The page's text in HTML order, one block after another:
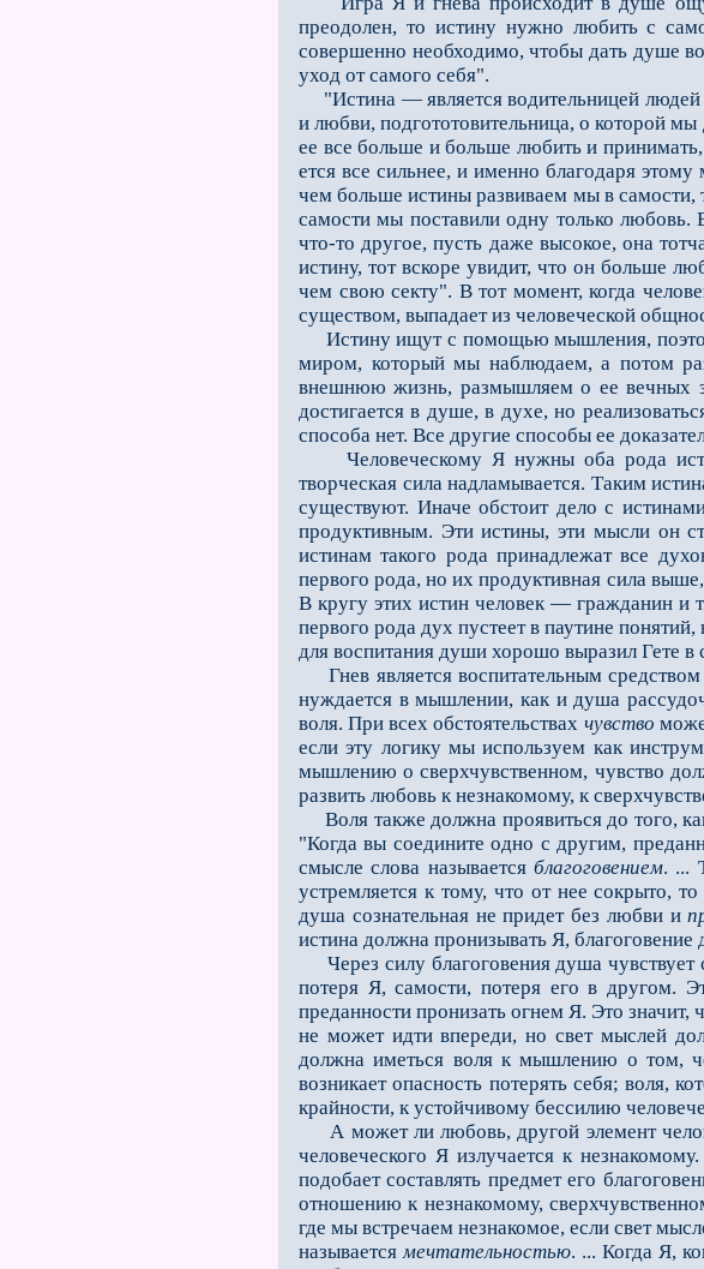
преодолен, то истину нужно любить с
совершенно необходимо, чтобы дать душе
уход от само­го себя".
"Истина — является водительницей людей
и любви, подгототовительница, о которой
ее все больше и больше любить и
ется все сильнее, и именно благодаря
чем больше истины развиваем мы в самости,
самости мы поставили одну только любовь.
что-то другое, пусть даже высокое, она
истину, тот вскоре увидит, что он больше
чем свою секту". В тот момент, когда
существом, выпадает из человеческой
Истину ищут с помощью мышления,
миром, который мы наблюдаем, а потом
внешнюю жизнь, размышляем о ее вечных
достигается в душе, в духе, но
способа нет. Все другие способы ее
Человеческому Я нужны оба рода
творческая сила надламывается. Таким
существуют. Иначе обстоит дело с
проду­ктивным. Эти истины, эти мысли он
истинам такого рода принадлежат все
первого рода, но их продуктивная сила
В кругу этих истин человек — гражданин и
первого рода дух пустеет в паутине
для воспитания души хорошо выразил Гете в
Гнев является воспитательным
нуждается в мышлении, как и душа
воля. При всех обстоятельствах чувство
если эту ло­гику мы используем как
мышлению о сверхчувственном, чувство
развить любовь к незнакомому, к
Воля также должна проявиться до того,
"Когда вы соедините одно с другим,
смысле слова называетсяблагоговением. ...
устремляется к тому, что от нее сокрыто,
душа сознательная не придет без любви и
истина должна пронизывать Я, благоговение
Через силу благоговения душа
потеря Я, самости, потеря его в другом.
преданности пронизать огнем Я. Это
не может идти впереди, но свет мыслей
должна иметься воля к мышлению о том,
возникает опасность потерять себя; воля,
крайности, к устойчивому бессилию
А может ли любовь, другой элемент
человеческого Я излучается к
подобает составлять предмет его
отношению к незнакомому,
где мы встречаем незнакомое, если свет
называетсямечтательностью. ... Когда Я,